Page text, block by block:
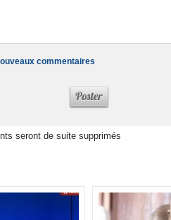
commentaires
seront de suite supprimés